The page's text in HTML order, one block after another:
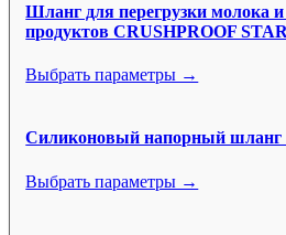
Шланг для перегрузки молока
продуктов CRUSHPROOF STAR
Выбрать параметры →
Силиконовый напорный шланг
Выбрать параметры →